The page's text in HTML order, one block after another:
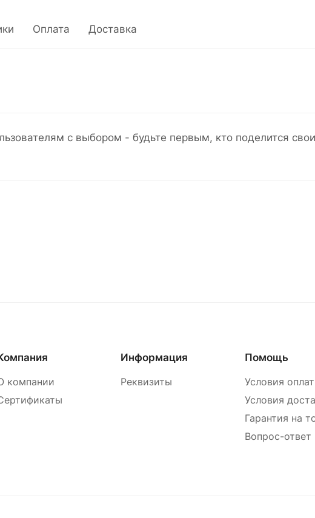
Оплата Доставка
с выбором - будьте первым, кто поделится
компании
Информация
Реквизиты
Помощь
Условия
Условия
Гарантия на
Вопрос-ответ